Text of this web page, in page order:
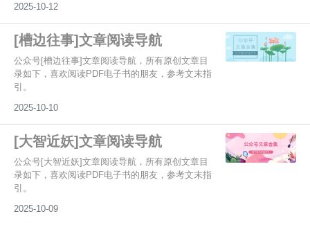
2025-10-12
[槽边往事]文章阅读导航
公众号[槽边往事]文章阅读导航，所有原创文章目
录如下，喜欢阅读PDF电子书的朋友，参考文末指
引。
2025-10-10
[大智近妖]文章阅读导航
公众号[大智近妖]文章阅读导航，所有原创文章目
录如下，喜欢阅读PDF电子书的朋友，参考文末指
引。
2025-10-09